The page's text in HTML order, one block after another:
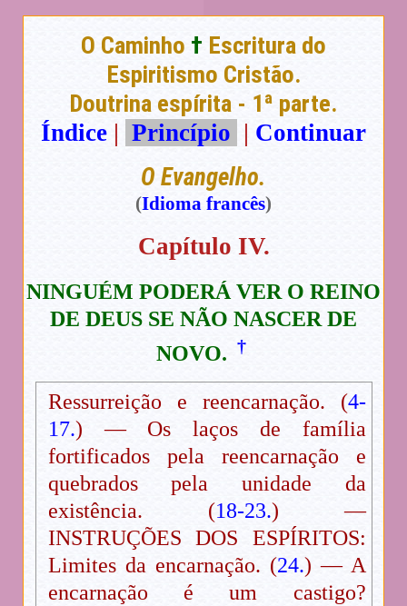
O Caminho † Escritura do
Espiritismo Cristão.
Doutrina espírita - 1ª parte.
Índice | Princípio | Continuar
O Evangelho.
(Idioma francês)
Capítulo IV.
NINGUÉM PODERÁ VER O REINO
DE DEUS SE NÃO NASCER DE
NOVO. †
Ressurreição e reencarnação. (4-
17.) — Os laços de família
fortificados pela reencarnação e
quebrados pela unidade da
existência. (18-23.) —
INSTRUÇÕES DOS ESPÍRITOS:
Limites da encarnação. (24.) — A
encarnação é um castigo?